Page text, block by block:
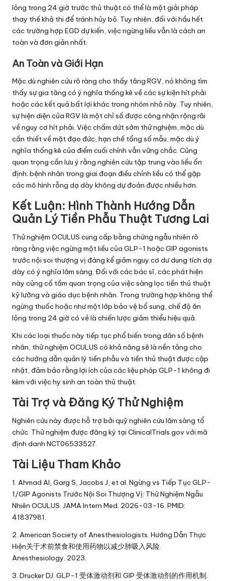
lỏng trong 24 giờ trước thủ thuật có thể là một giải pháp
thay thế khả thi để tránh hủy bỏ. Tuy nhiên, đối với hầu hết
các trường hợp EGD dự kiến, việc ngừng liều vẫn là cách an
toàn và đơn giản nhất.
An Toàn và Giới Hạn
Mặc dù nghiên cứu rõ ràng cho thấy tăng RGV, nó không tìm
thấy sự gia tăng có ý nghĩa thống kê về các sự kiện hít phải
hoặc các kết quả bất lợi khác trong nhóm nhỏ này. Tuy nhiên,
sự hiện diện của RGV là một chỉ số được công nhận rộng rãi
về nguy cơ hít phải. Việc chấm dứt sớm thử nghiệm, mặc dù
cần thiết về mặt đạo đức, hạn chế tổng số mẫu, mặc dù ý
nghĩa thống kê của điểm cuối chính vẫn vững chắc. Cũng
quan trọng cần lưu ý rằng nghiên cứu tập trung vào liều ổn
định; bệnh nhân trong giai đoạn điều chỉnh liều có thể gặp
các mô hình rỗng dạ dày không dự đoán được nhiều hơn.
Kết Luận: Hình Thành Hướng Dẫn
Quản Lý Tiền Phẫu Thuật Tương Lai
Thử nghiệm OCULUS cung cấp bằng chứng ngẫu nhiên rõ
ràng rằng việc ngừng một liều của GLP-1 hoặc GIP agonists
trước nội soi thượng vị đáng kể giảm nguy cơ dư dung tích dạ
dày có ý nghĩa lâm sàng. Đối với các bác sĩ, các phát hiện
này củng cố tầm quan trọng của việc sàng lọc tiền thủ thuật
kỹ lưỡng và giáo dục bệnh nhân. Trong trường hợp không thể
ngừng thuốc hoặc như một lớp bảo vệ bổ sung, chế độ ăn
lỏng trong 24 giờ có vẻ là chiến lược giảm thiểu hiệu quả.
Khi các loại thuốc này tiếp tục phổ biến trong dân số bệnh
nhân, thử nghiệm OCULUS có khả năng sẽ là nền tảng cho
các hướng dẫn quản lý tiền phẫu và tiền thủ thuật được cập
nhật, đảm bảo rằng lợi ích của các liệu pháp GLP-1 không đi
kèm với việc hy sinh an toàn thủ thuật.
Tài Trợ và Đăng Ký Thử Nghiệm
Nghiên cứu này được hỗ trợ bởi quỹ nghiên cứu lâm sàng tổ
chức. Thử nghiệm được đăng ký tại ClinicalTrials.gov với mã
định danh NCT06533527.
Tài Liệu Tham Khảo
1. Ahmad AI, Garg S, Jacobs J, et al. Ngừng vs Tiếp Tục GLP-
1/GIP Agonists Trước Nội Soi Thượng Vị: Thử Nghiệm Ngẫu
Nhiên OCULUS. JAMA Intern Med. 2026-03-16. PMID:
41837981.
2. American Society of Anesthesiologists. Hướng Dẫn Thực
Hiện关于术前禁食和使用药物以减少肺吸入风险.
Anesthesiology. 2023.
3. Drucker DJ. GLP-1 受体激动剂和 GIP 受体激动剂的作用机制.